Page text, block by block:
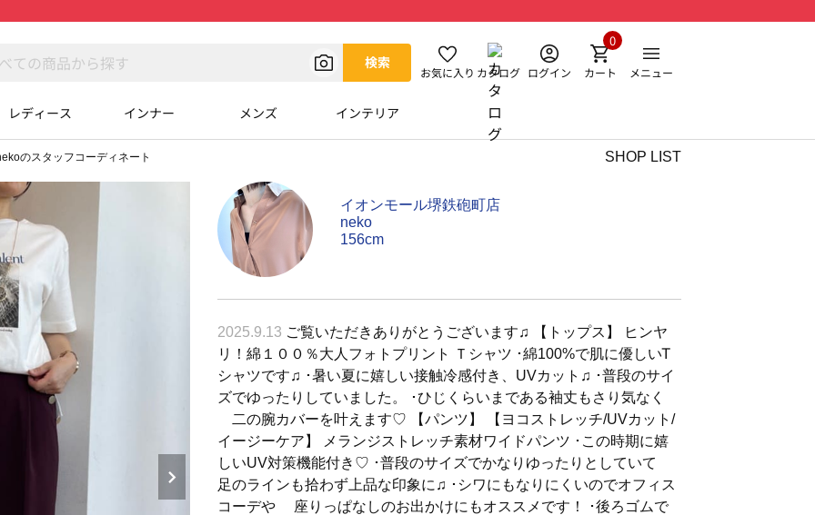
検索
お気に入り カタログ ログイン カート
0
メニュー
レディース インナー メンズ インテリア
のスタッフコーディネート SHOP LIST
イオンモール堺鉄砲町店
neko
156cm
2025.9.13 ご覧いただきありがとうございます♫ 【トップス】 ヒンヤ
リ！綿１００％大人フォトプリント Ｔシャツ ･綿100%で肌に優しいᎢ
シャツです♫ ･暑い夏に嬉しい接触冷感付き、UVカット♫ ･普段のサイ
ズでゆったりしていました。 ･ひじくらいまである袖丈もさり気なく
二の腕カバーを叶えます♡ 【パンツ】 【ヨコストレッチ/UVカット/
イージーケア】 メランジストレッチ素材ワイドパンツ ･この時期に嬉
しいUV対策機能付き♡ ･普段のサイズでかなりゆったりとしていて
足のラインも拾わず上品な印象に♫ ･シワにもなりにくいのでオフィス
コーデや 座りっぱなしのお出かけにもオススメです！ ･後ろゴムで